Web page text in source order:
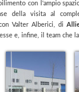
con l'ampio
della visita al
Valter Alberici, di
e, infine, il team che